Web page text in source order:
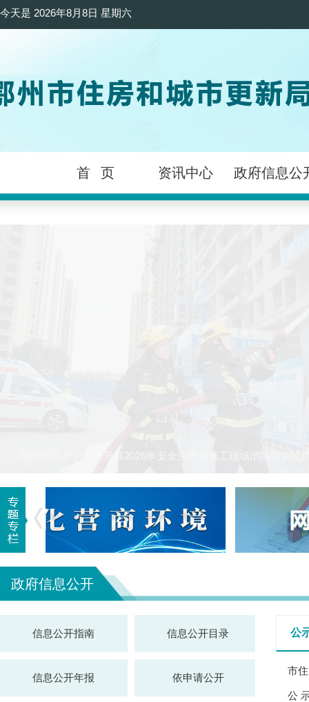
今天是 2026年8月8日 星期六
首 页 资讯中心 政府信息公
政府信息公开
信息公开指南 信息公开目录
信息公开年报 依申请公开
公
公